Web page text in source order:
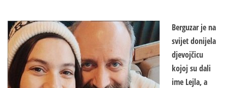
Berguzar je na
svijet donijela
djevojčicu
kojoj su dali
ime Lejla, a